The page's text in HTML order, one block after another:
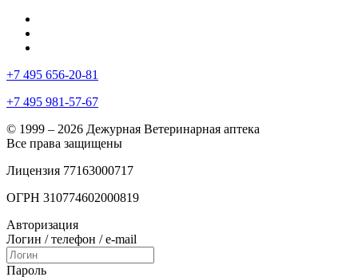
+7 495 656-20-81
+7 495 981-57-67
© 1999 – 2026 Дежурная Ветеринарная аптека
Все права защищены
Лицензия 77163000717
ОГРН 310774602000819
Авторизация
Логин / телефон / e-mail
Пароль